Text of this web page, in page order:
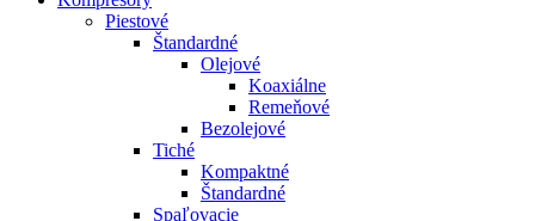
Piestové
Štandardné
Olejové
Koaxiálne
Remeňové
Bezolejové
Tiché
Kompaktné
Štandardné
Spaľovacie